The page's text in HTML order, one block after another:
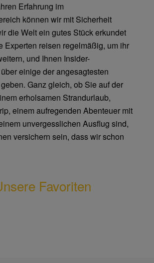
Erfahrung im
können wir mit Sicherheit
die Welt ein gutes Stück erkundet
Experten reisen regelmäßig, um ihr
und Ihnen Insider-
einige der angesagtesten
Ganz gleich, ob Sie auf der
erholsamen Strandurlaub,
einem aufregenden Abenteuer mit
unvergesslichen Ausflug sind,
versichern sein, dass wir schon
Favoriten